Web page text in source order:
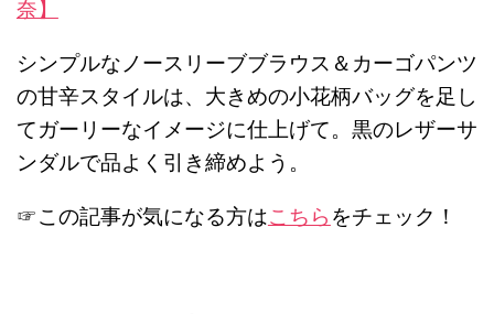
奈】
シンプルなノースリーブブラウス＆カーゴパンツ
の甘辛スタイルは、大きめの小花柄バッグを足し
てガーリーなイメージに仕上げて。黒のレザーサ
ンダルで品よく引き締めよう。
☞この記事が気になる方はこちらをチェック！